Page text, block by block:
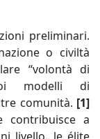
preliminari.
o civiltà
“volontà di
modelli di
comunità. [1]
contribuisce a